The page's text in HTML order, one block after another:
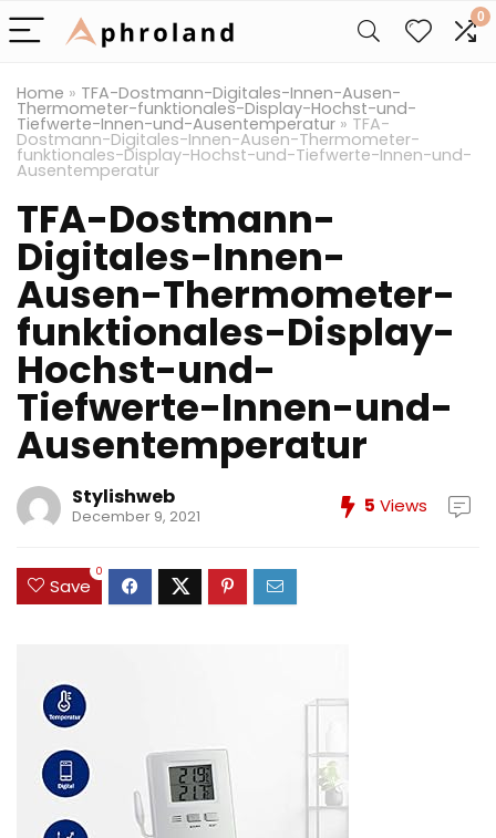
0
Home » TFA-Dostmann-Digitales-Innen-Ausen-
Thermometer-funktionales-Display-Hochst-und-
Tiefwerte-Innen-und-Ausentemperatur » TFA-
Dostmann-Digitales-Innen-Ausen-Thermometer-
funktionales-Display-Hochst-und-Tiefwerte-Innen-und-
Ausentemperatur
TFA-Dostmann-
Digitales-Innen-
Ausen-Thermometer-
funktionales-Display-
Hochst-und-
Tiefwerte-Innen-und-
Ausentemperatur
Stylishweb
December 9, 2021 5 Views
Save
0